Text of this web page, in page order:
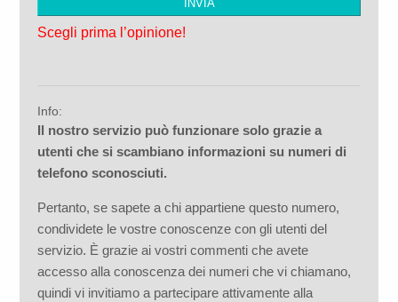
Scegli prima l’opinione!
Info:
Il nostro servizio può funzionare solo grazie a
utenti che si scambiano informazioni su numeri di
telefono sconosciuti.
Pertanto, se sapete a chi appartiene questo numero,
condividete le vostre conoscenze con gli utenti del
servizio. È grazie ai vostri commenti che avete
accesso alla conoscenza dei numeri che vi chiamano,
quindi vi invitiamo a partecipare attivamente alla